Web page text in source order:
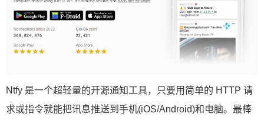
Ntfy 是一个超轻量的开源通知工具，只要用简单的 HTTP 请
求或指令就能把讯息推送到手机(iOS/Android)和电脑。最棒